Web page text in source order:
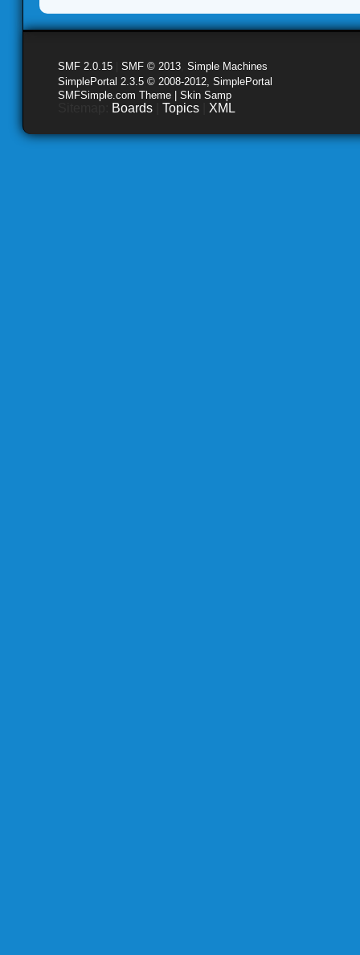
SMF 2.0.15 SMF © 2013 Simple Machines
SimplePortal 2.3.5 © 2008-2012, SimplePortal
SMFSimple.com Theme | Skin Samp
Boards Topics XML